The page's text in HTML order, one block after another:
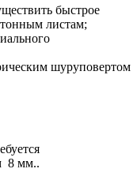
быстрое
листам;
шуруповертом
8 мм..